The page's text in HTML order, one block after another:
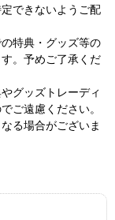
できないようご配
特典・グッズ等の
。予めご了承くだ
グッズトレーディ
ご遠慮ください。
る場合がございま